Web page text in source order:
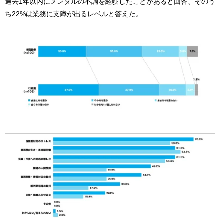
ち22%は業務に支障が出るレベルと答えた。